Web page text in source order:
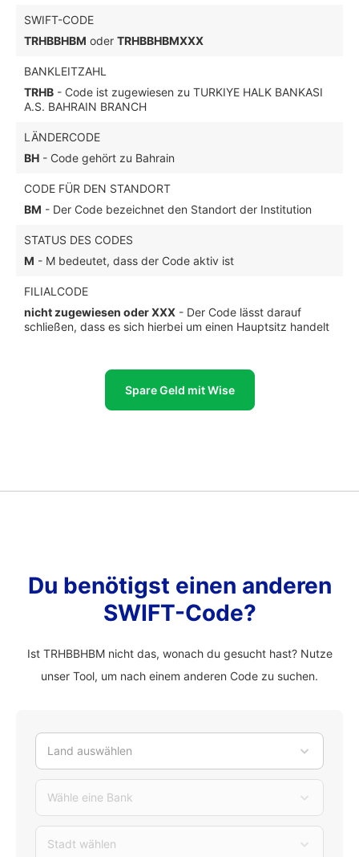
SWIFT-CODE
TRHBBHBM oder TRHBBHBMXXX
BANKLEITZAHL
TRHB - Code ist zugewiesen zu TURKIYE HALK BANKASI
A.S. BAHRAIN BRANCH
LÄNDERCODE
BH - Code gehört zu Bahrain
CODE FÜR DEN STANDORT
BM - Der Code bezeichnet den Standort der Institution
STATUS DES CODES
M - M bedeutet, dass der Code aktiv ist
FILIALCODE
nicht zugewiesen oder XXX - Der Code lässt darauf
schließen, dass es sich hierbei um einen Hauptsitz handelt
Spare Geld mit Wise
Du benötigst einen anderen
SWIFT-Code?
Ist TRHBBHBM nicht das, wonach du gesucht hast? Nutze
unser Tool, um nach einem anderen Code zu suchen.
Land auswählen
Wähle eine Bank
Stadt wählen